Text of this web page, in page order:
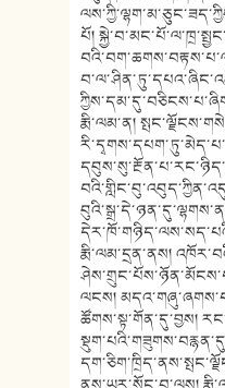
པོ།
རྨི་ལམ་ན།
རྨི་ལམ་དྲན་ནས།
ལངས།
ཚོགས་སྟ་གོན་དུ་བྱས།